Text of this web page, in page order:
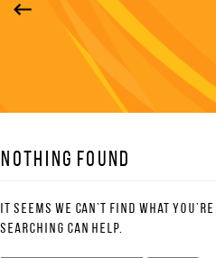
Nothing Found
It seems we can’t find what
searching can help.